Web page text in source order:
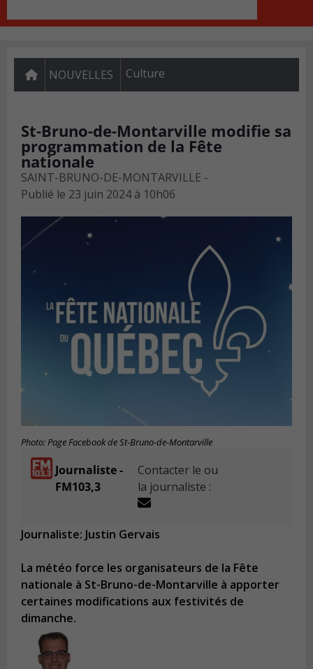
NOUVELLES Culture
St-Bruno-de-Montarville modifie sa
programmation de la Fête
nationale
SAINT-BRUNO-DE-MONTARVILLE -
Publié le 23 juin 2024 à 10h06
Photo: Page Facebook de St-Bruno-de-Montarville
Journaliste -
FM103,3
Contacter le ou
la journaliste :
Journaliste: Justin Gervais
La météo force les organisateurs de la Fête
nationale à St-Bruno-de-Montarville à apporter
certaines modifications aux festivités de
dimanche.